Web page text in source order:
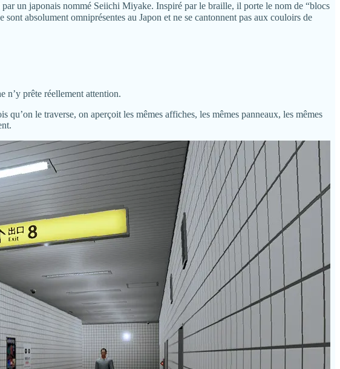
par un japonais nommé Seiichi Miyake. Inspiré par le braille, il porte le nom de “blocs
absolument omniprésentes au Japon et ne se cantonnent pas aux couloirs de
n’y prête réellement attention.
le traverse, on aperçoit les mêmes affiches, les mêmes panneaux, les mêmes